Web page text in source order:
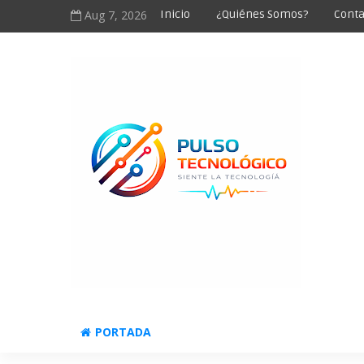
Aug 7, 2026 Inicio ¿Quiénes Somos?
PORTADA